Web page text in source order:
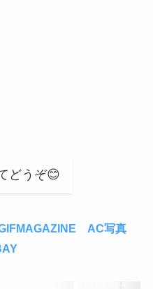
どうぞ😊
AC写真